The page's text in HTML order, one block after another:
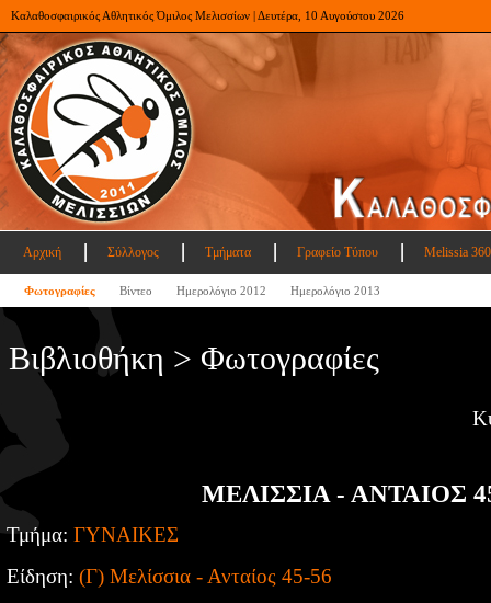
Καλαθοσφαιρικός Αθλητικός Όμιλος Μελισσίων | Δευτέρα, 10 Αυγούστου 2026
Αρχική Σύλλογος Τμήματα Γραφείο Τύπου Melissia
Φωτογραφίες Βίντεο Ημερολόγιο 2012 Ημερολόγιο 2013
Βιβλιοθήκη > Φωτογραφίες
ΜΕΛΙΣΣΙΑ - ΑΝΤΑΙΟΣ
Τμήμα: ΓΥΝΑΙΚΕΣ
Είδηση: (Γ) Μελίσσια - Ανταίος 45-56